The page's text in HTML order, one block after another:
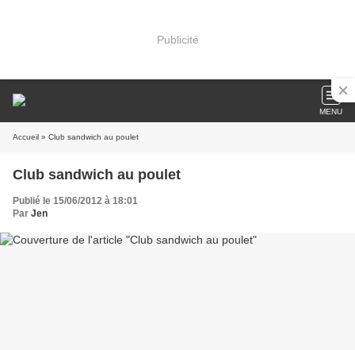
Publicité
MENU
Accueil » Club sandwich au poulet
Club sandwich au poulet
Publié le 15/06/2012 à 18:01
Par Jen